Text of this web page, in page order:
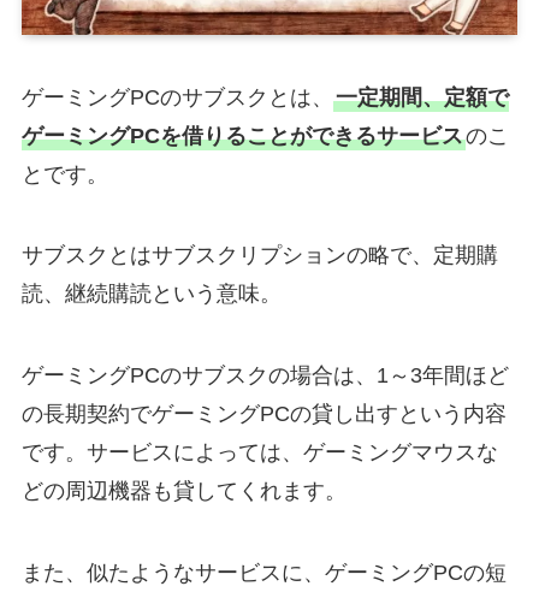
ゲーミングPCのサブスクとは、 一定期間、定額で
ゲーミングPCを借りることができるサービスのこ
とです。
サブスクとはサブスクリプションの略で、定期購
読、継続購読という意味。
ゲーミングPCのサブスクの場合は、1～3年間ほど
の長期契約でゲーミングPCの貸し出すという内容
です。サービスによっては、ゲーミングマウスな
どの周辺機器も貸してくれます。
また、似たようなサービスに、ゲーミングPCの短